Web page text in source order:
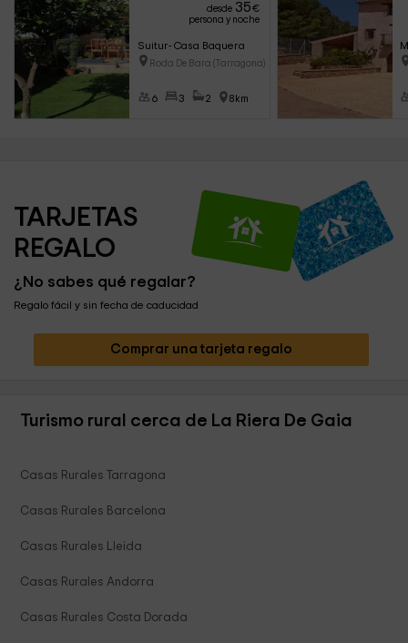
desde 35€
persona y noche
Suitur- Casa Baquera
Roda De Bara (Tarragona)
6 3 2 8km
TARJETAS
REGALO
¿No sabes qué regalar?
Regalo fácil y sin fecha de caducidad
Comprar una tarjeta regalo
Turismo rural cerca de La Riera De Gaia
Casas Rurales Tarragona
Casas Rurales Barcelona
Casas Rurales Lleida
Casas Rurales Andorra
Casas Rurales Costa Dorada